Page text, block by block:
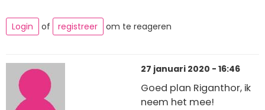
Login of registreer om te reageren
27 januari 2020 - 16:46
Goed plan Riganthor, ik
neem het mee!